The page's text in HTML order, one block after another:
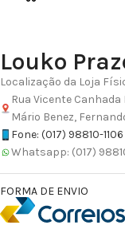
Louko
Localização da Loja
Rua Vicente
Mário Benez,
Fone: (017) 98810-1106
Whatsapp: (017)
FORMA DE ENVIO